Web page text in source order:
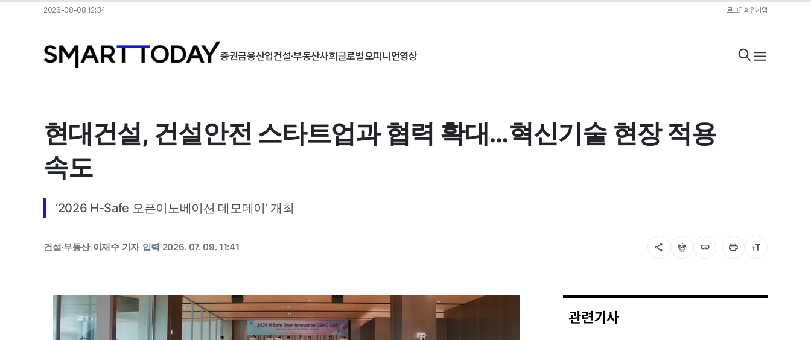
2026-08-08 12:34 로그인회원가입
증권금융산업건설·부동산사회글로벌오피니언영상
현대건설, 건설안전 스타트업과 협력 확대…혁신기술 현장 적용
속도
‘2026 H-Safe 오픈이노베이션 데모데이’ 개최
건설·부동산| 이재수 기자| 입력 2026. 07. 09. 11:41 share flutter_dash link print format_size
관련기사